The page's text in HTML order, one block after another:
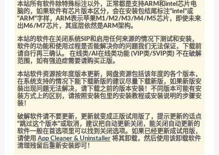
本站所有软件除特殊标注以外，正常都是支持ARM和intel芯片电
脑的，如果软件有芯片版本区分，会在安装包结尾标注“intel”或
“ARM”字样，ARM表示苹果M1/M2/M3/M4/M5芯片，即使未来
出M6/M7芯片，其底层依然是ARM架构。
本站的软件在关闭系统SIP和启用任何来源的情况下测试和安装，
软件的功能和使用过程是否能解决你的问题我们无法保证，下载前
请自行再三确认。 在线类/AI在线类功能 (VIP类/SVIP类) 不在破解
范围，如有强迫症需要请购买正版。
本站软件资源按年度版本更新，网盘资源包括该年度的各个版本，
在系统支持的情况下能下载新版的建议尽量下载新版，如果新版安
装出现问题无法解决，请下载之前的版本安装！不同版本可能有安
装方式上的区别，请按照安装包里的安装教程或安装说明的步骤安
装！
破解软件请不要更新，更新就变成正版试用版了，提示更新的话点
“跳过这个版本”或取消，建议把自动更新关闭，能关闭自动更新的
软件一般在首选项里可以找到关闭选项。如果已经更新成试用版，
请使用App Cleaner & Uninstaller 将其卸载，然后使用该卸载软件
清理残留后重新安装即可！